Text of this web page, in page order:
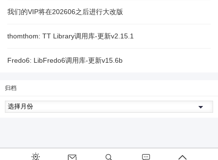
我们的VIP将在202606之后进行大改版
thomthom: TT Library调用库-更新v2.15.1
Fredo6: LibFredo6调用库-更新v15.6b
归档